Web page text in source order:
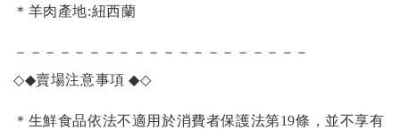
＊羊肉產地:紐西蘭
－－－－－－－－－－－－－－－－－－－－
◇◆賣場注意事項◆◇
＊生鮮食品依法不適用於消費者保護法第19條，並不享有